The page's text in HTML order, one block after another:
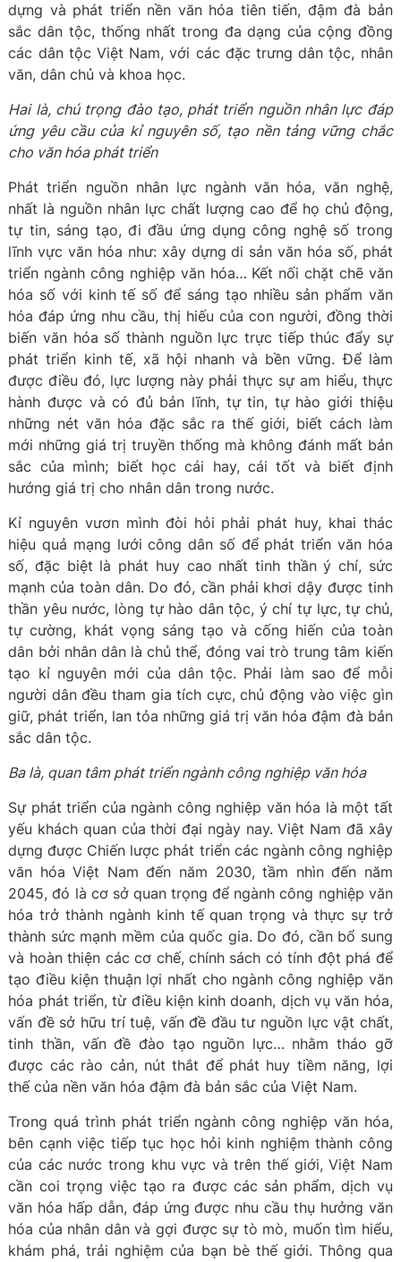
dựng và phát triển nền văn hóa tiên tiến, đậm đà bản
sắc dân tộc, thống nhất trong đa dạng của cộng đồng
các dân tộc Việt Nam, với các đặc trưng dân tộc, nhân
văn, dân chủ và khoa học.
Hai là, chú trọng đào tạo, phát triển nguồn nhân lực đáp
ứng yêu cầu của kỉ nguyên số, tạo nền tảng vững chắc
cho văn hóa phát triển
Phát triển nguồn nhân lực ngành văn hóa, văn nghệ,
nhất là nguồn nhân lực chất lượng cao để họ chủ động,
tự tin, sáng tạo, đi đầu ứng dụng công nghệ số trong
lĩnh vực văn hóa như: xây dựng di sản văn hóa số, phát
triển ngành công nghiệp văn hóa… Kết nối chặt chẽ văn
hóa số với kinh tế số để sáng tạo nhiều sản phẩm văn
hóa đáp ứng nhu cầu, thị hiếu của con người, đồng thời
biến văn hóa số thành nguồn lực trực tiếp thúc đẩy sự
phát triển kinh tế, xã hội nhanh và bền vững. Để làm
được điều đó, lực lượng này phải thực sự am hiểu, thực
hành được và có đủ bản lĩnh, tự tin, tự hào giới thiệu
những nét văn hóa đặc sắc ra thế giới, biết cách làm
mới những giá trị truyền thống mà không đánh mất bản
sắc của mình; biết học cái hay, cái tốt và biết định
hướng giá trị cho nhân dân trong nước.
Kỉ nguyên vươn mình đòi hỏi phải phát huy, khai thác
hiệu quả mạng lưới công dân số để phát triển văn hóa
số, đặc biệt là phát huy cao nhất tinh thần ý chí, sức
mạnh của toàn dân. Do đó, cần phải khơi dậy được tinh
thần yêu nước, lòng tự hào dân tộc, ý chí tự lực, tự chủ,
tự cường, khát vọng sáng tạo và cống hiến của toàn
dân bởi nhân dân là chủ thể, đóng vai trò trung tâm kiến
tạo kỉ nguyên mới của dân tộc. Phải làm sao để mỗi
người dân đều tham gia tích cực, chủ động vào việc gìn
giữ, phát triển, lan tỏa những giá trị văn hóa đậm đà bản
sắc dân tộc.
Ba là, quan tâm phát triển ngành công nghiệp văn hóa
Sự phát triển của ngành công nghiệp văn hóa là một tất
yếu khách quan của thời đại ngày nay. Việt Nam đã xây
dựng được Chiến lược phát triển các ngành công nghiệp
văn hóa Việt Nam đến năm 2030, tầm nhìn đến năm
2045, đó là cơ sở quan trọng để ngành công nghiệp văn
hóa trở thành ngành kinh tế quan trọng và thực sự trở
thành sức mạnh mềm của quốc gia. Do đó, cần bổ sung
và hoàn thiện các cơ chế, chính sách có tính đột phá để
tạo điều kiện thuận lợi nhất cho ngành công nghiệp văn
hóa phát triển, từ điều kiện kinh doanh, dịch vụ văn hóa,
vấn đề sở hữu trí tuệ, vấn đề đầu tư nguồn lực vật chất,
tinh thần, vấn đề đào tạo nguồn lực… nhằm tháo gỡ
được các rào cản, nút thắt để phát huy tiềm năng, lợi
thế của nền văn hóa đậm đà bản sắc của Việt Nam.
Trong quá trình phát triển ngành công nghiệp văn hóa,
bên cạnh việc tiếp tục học hỏi kinh nghiệm thành công
của các nước trong khu vực và trên thế giới, Việt Nam
cần coi trọng việc tạo ra được các sản phẩm, dịch vụ
văn hóa hấp dẫn, đáp ứng được nhu cầu thụ hưởng văn
hóa của nhân dân và gợi được sự tò mò, muốn tìm hiểu,
khám phá, trải nghiệm của bạn bè thế giới. Thông qua